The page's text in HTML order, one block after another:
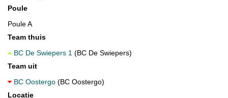
Poule
Poule A
Team thuis
BC De Swiepers 1 (BC De Swiepers)
Team uit
BC Oostergo (BC Oostergo)
Locatie